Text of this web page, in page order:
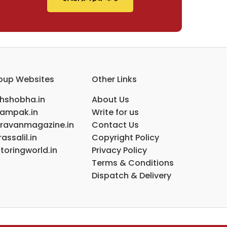
Websites
Other Links
About Us
Write for us
Contact Us
Copyright Policy
Privacy Policy
Terms & Conditions
Dispatch & Delivery